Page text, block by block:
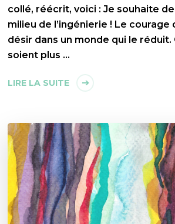
collé, réécrit, voici : Je souhaite
milieu de l’ingénierie ! Le courage
désir dans un monde qui le réduit.
soient plus …
LIRE LA SUITE